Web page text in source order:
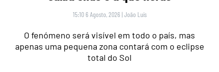
15:10 6 Agosto, 2026 |João Luís
O fenómeno será visível em todo o país, mas
apenas uma pequena zona contará com o eclipse
total do Sol